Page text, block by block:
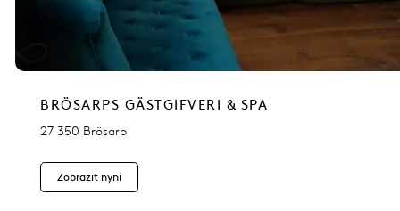
BRÖSARPS GÄSTGIFVERI & SPA
27 350 Brösarp
Zobrazit nyní